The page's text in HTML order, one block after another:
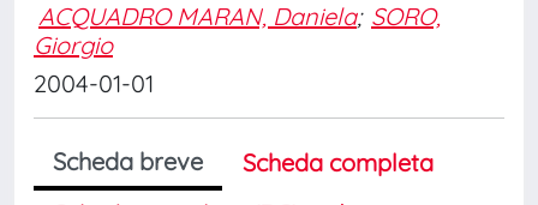
ACQUADRO MARAN, Daniela; SORO,
Giorgio
2004-01-01
Scheda breve
Scheda completa